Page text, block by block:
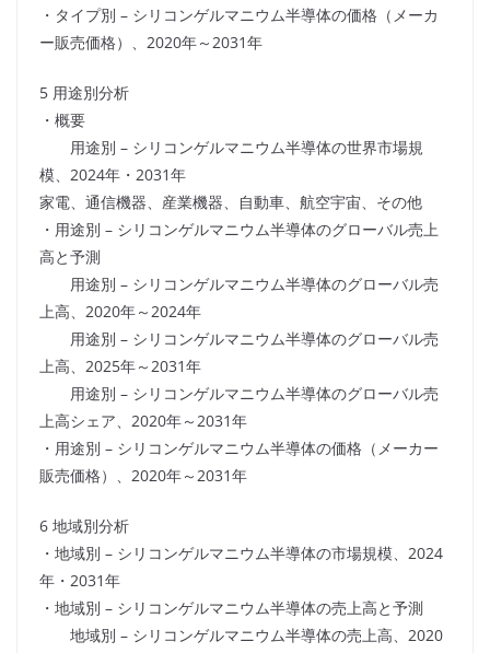
・タイプ別 – シリコンゲルマニウム半導体の価格（メーカ
ー販売価格）、2020年～2031年
5 用途別分析
・概要
用途別 – シリコンゲルマニウム半導体の世界市場規
模、2024年・2031年
家電、通信機器、産業機器、自動車、航空宇宙、その他
・用途別 – シリコンゲルマニウム半導体のグローバル売上
高と予測
用途別 – シリコンゲルマニウム半導体のグローバル売
上高、2020年～2024年
用途別 – シリコンゲルマニウム半導体のグローバル売
上高、2025年～2031年
用途別 – シリコンゲルマニウム半導体のグローバル売
上高シェア、2020年～2031年
・用途別 – シリコンゲルマニウム半導体の価格（メーカー
販売価格）、2020年～2031年
6 地域別分析
・地域別 – シリコンゲルマニウム半導体の市場規模、2024
年・2031年
・地域別 – シリコンゲルマニウム半導体の売上高と予測
地域別 – シリコンゲルマニウム半導体の売上高、2020